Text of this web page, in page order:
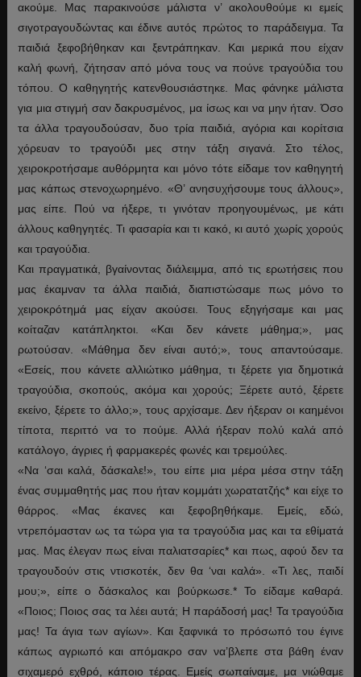
ακούμε. Μας παρακινούσε μάλιστα ν’ ακολουθούμε κι εμείς
σιγοτραγουδώντας και έδινε αυτός πρώτος το παράδειγμα. Τα
παιδιά ξεφοβήθηκαν και ξεντράπηκαν. Και μερικά που είχαν
καλή φωνή, ζήτησαν από μόνα τους να πούνε τραγούδια του
τόπου. Ο καθηγητής κατενθουσιάστηκε. Μας φάνηκε μάλιστα
για μια στιγμή σαν δακρυσμένος, μα ίσως και να μην ήταν. Όσο
τα άλλα τραγουδούσαν, δυο τρία παιδιά, αγόρια και κορίτσια
χόρευαν το τραγούδι μες στην τάξη σιγανά. Στο τέλος,
χειροκροτήσαμε αυθόρμητα και μόνο τότε είδαμε τον καθηγητή
μας κάπως στενοχωρημένο. «Θ’ ανησυχήσουμε τους άλλους»,
μας είπε. Πού να ήξερε, τι γινόταν προηγουμένως, με κάτι
άλλους καθηγητές. Τι φασαρία και τι κακό, κι αυτό χωρίς χορούς
και τραγούδια.
Και πραγματικά, βγαίνοντας διάλειμμα, από τις ερωτήσεις που
μας έκαμναν τα άλλα παιδιά, διαπιστώσαμε πως μόνο το
χειροκρότημά μας είχαν ακούσει. Τους εξηγήσαμε και μας
κοίταζαν κατάπληκτοι. «Και δεν κάνετε μάθημα;», μας
ρωτούσαν. «Μάθημα δεν είναι αυτό;», τους απαντούσαμε.
«Εσείς, που κάνετε αλλιώτικο μάθημα, τι ξέρετε για δημοτικά
τραγούδια, σκοπούς, ακόμα και χορούς; Ξέρετε αυτό, ξέρετε
εκείνο, ξέρετε το άλλο;», τους αρχίσαμε. Δεν ήξεραν οι καημένοι
τίποτα, περιττό να το πούμε. Αλλά ήξεραν πολύ καλά από
κατάλογο, άγριες ή φαρμακερές φωνές και τρεμούλες.
«Να ‘σαι καλά, δάσκαλε!», του είπε μια μέρα μέσα στην τάξη
ένας συμμαθητής μας που ήταν κομμάτι χωρατατζής* και είχε το
θάρρος. «Μας έκανες και ξεφοβηθήκαμε. Εμείς, εδώ,
ντρεπόμασταν ως τα τώρα για τα τραγούδια μας και τα εθίματά
μας. Μας έλεγαν πως είναι παλιατσαρίες*και πως, αφού δεν τα
τραγουδούν στις ντισκοτέκ, δεν θα ‘ναι καλά». «Τι λες, παιδί
μου;», είπε ο δάσκαλος και βούρκωσε.* Το είδαμε καθαρά.
«Ποιος; Ποιος σας τα λέει αυτά; Η παράδοσή μας! Τα τραγούδια
μας! Τα άγια των αγίων». Και ξαφνικά το πρόσωπό του έγινε
κάπως αγριωπό και απόμακρο σαν να’βλεπε στα βάθη έναν
σιχαμερό εχθρό, κάποιο τέρας. Εμείς σωπαίναμε, μα νιώθαμε